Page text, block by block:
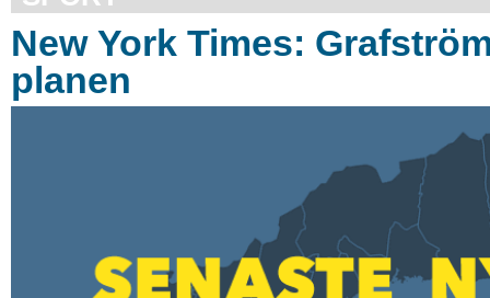
New York Times:
planen